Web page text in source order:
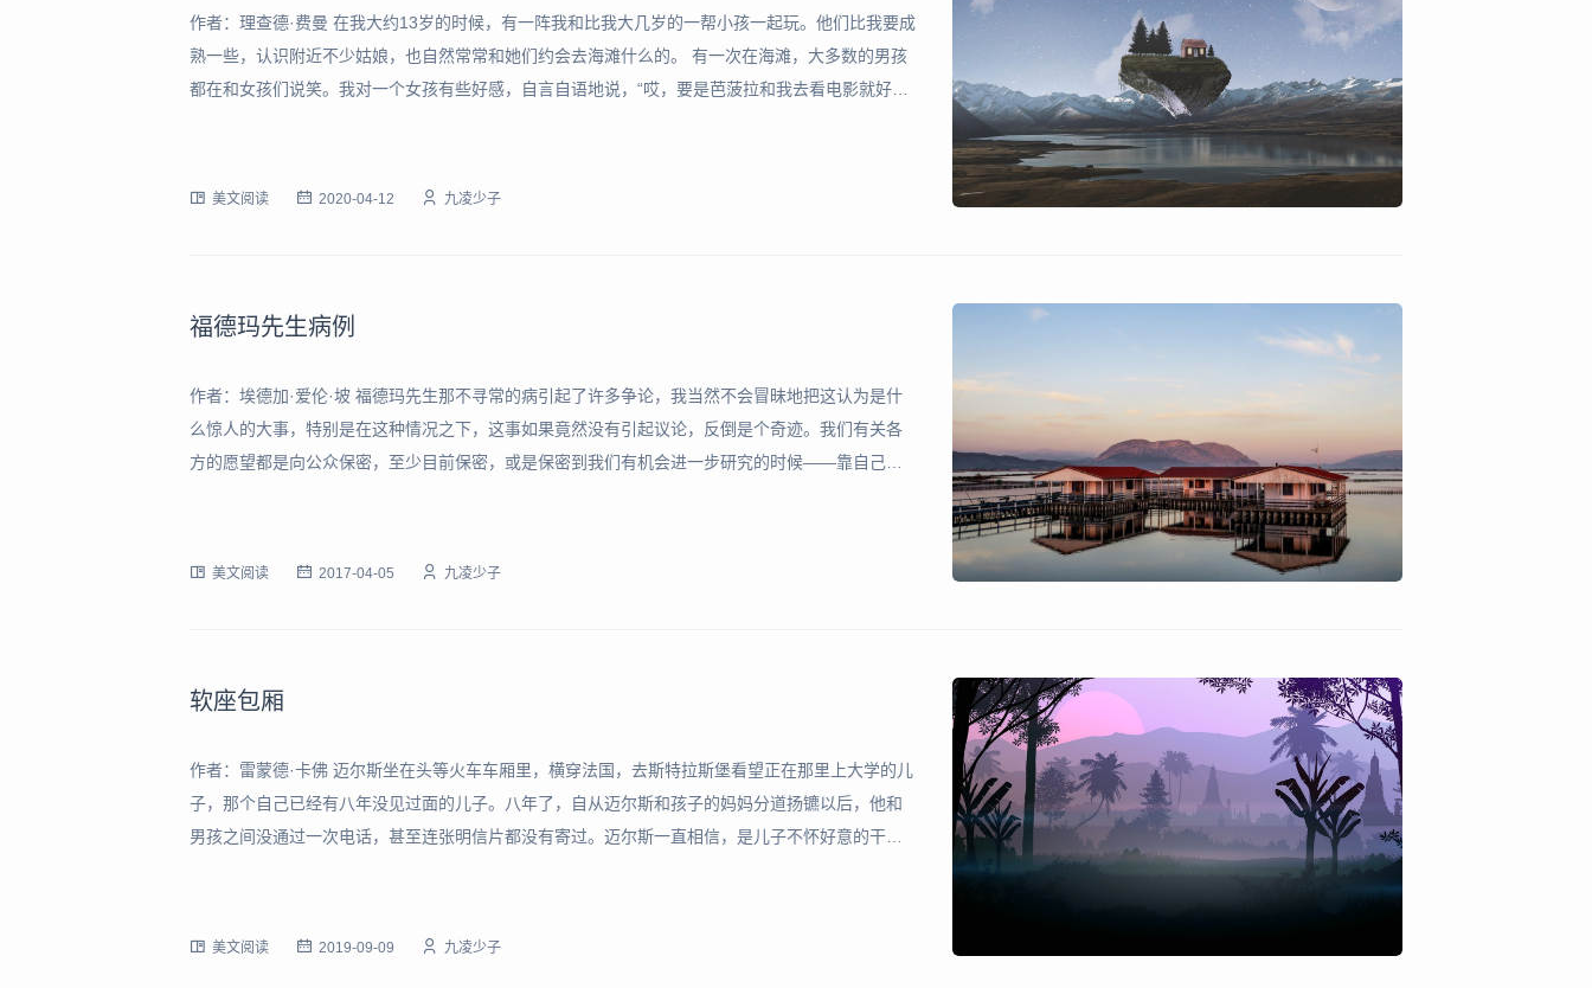
作者：理查德·费曼 在我大约13岁的时候，有一阵我和比我大几岁的一帮小孩一起玩。他们比我要成
熟一些，认识附近不少姑娘，也自然常常和她们约会去海滩什么的。 有一次在海滩，大多数的男孩
都在和女孩们说笑。我对一个女孩有些好感，自言自语地说，“哎，要是芭菠拉和我去看电影就好
美文阅读 2020-04-12 九凌少子
福德玛先生病例
作者：埃德加·爱伦·坡 福德玛先生那不寻常的病引起了许多争论，我当然不会冒昧地把这认为是什
么惊人的大事，特别是在这种情况之下，这事如果竟然没有引起议论，反倒是个奇迹。我们有关各
方的愿望都是向公众保密，至少目前保密，或是保密到我们有机会进一步研究的时候——靠自己的
美文阅读 2017-04-05 九凌少子
软座包厢
作者：雷蒙德·卡佛 迈尔斯坐在头等火车车厢里，横穿法国，去斯特拉斯堡看望正在那里上大学的儿
子，那个自己已经有八年没见过面的儿子。八年了，自从迈尔斯和孩子的妈妈分道扬镳以后，他和
男孩之间没通过一次电话，甚至连张明信片都没有寄过。迈尔斯一直相信，是儿子不怀好意的干涉
美文阅读 2019-09-09 九凌少子